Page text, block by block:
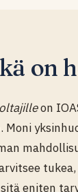
on
on
eniten